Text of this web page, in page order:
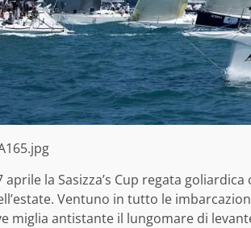
la Sasizza’s Cup regata
Ventuno in tutto le
miglia antistante il lungomare di